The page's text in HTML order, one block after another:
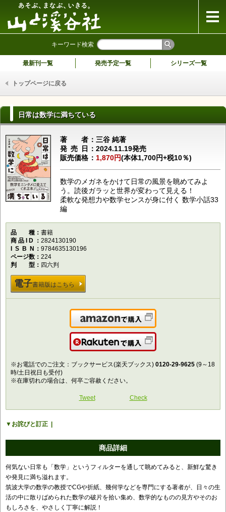
キーワード検索
最新刊一覧 発売予定一覧 シリーズ一覧
トップページに戻る
日常は数学に満ちている
著者三谷 純著
発売日 2024.11.19発売
販売価格
1,870円(本体1,700円+税10％)
数学のメガネをかけて日常の風景を眺めてみよ
う。読後ガラッと世界が変わって見える！
柔軟な発想力や数学センスが身に付く 数学小話33
編
品種書籍
商品ID
2824130190
ISBN
9784635130196
ページ数
224
判型四六判
電子書籍版はこちら
Amazonで購入
楽天で購入
※お電話でのご注文：ブックサービス(楽天ブックス) 0120-29-9625 (9～18
時/土日祝日も受付)
※在庫切れの場合は、何卒ご容赦ください。
Tweet Check
お詫びと訂正
商品詳細
何気ない日常も「数学」というフィルターを通して眺めてみると、新鮮な驚き
や発見に満ち溢れます。
筑波大学の数学の教授でCGや折紙、幾何学などを専門にする著者が、日々の生
活の中に散りばめられた数学の破片を拾い集め、数学的なものの見方やそのお
もしろさを、やさしく丁寧に解説！